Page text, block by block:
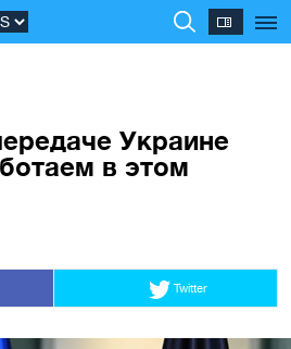
Украине
в этом
Twitter